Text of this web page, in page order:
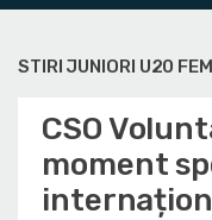
STIRI JUNIORI U20
CSO
moment